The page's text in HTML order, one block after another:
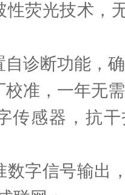
荧光技术，无
断功能，确
，一年无需
感器，抗干
字信号输出，